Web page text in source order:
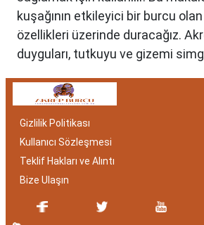
kuşağının etkileyici bir burcu
özellikleri üzerinde duracağız.
duyguları, tutkuyu ve gizemi
bakımından benzersizdir. Ayrıca,
belirlemede etkilidir.
Akrep Burcu
Gizemli ve Kararlı
Akrep burcu, astrolojide 23 Ekim
Gizlilik Politikası
Kullanıcı Sözleşmesi
Teklif Hakları ve Alıntı
Bize Ulaşın